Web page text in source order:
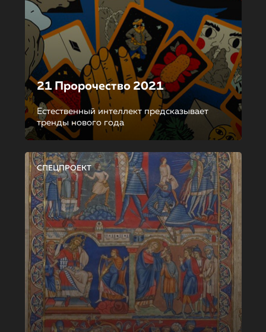
21 Пророчество 2021
Естественный интеллект предсказывает
тренды нового года
СПЕЦПРОЕКТ